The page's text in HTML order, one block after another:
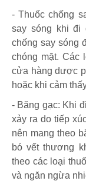
- Thuốc chống
say sóng khi đi
chống say sóng
chóng mặt. Các
cửa hàng dược
hoặc khi cảm
- Băng gạc: Khi
xảy ra do tiếp
nên mang theo
bó vết thương
theo các loại
và ngăn ngừa